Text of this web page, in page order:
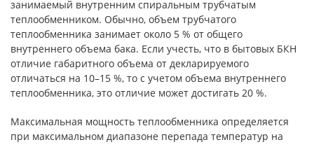
занимаемый внутренним спиральным трубчатым
теплообменником. Обычно, объем трубчатого
теплообменника занимает около 5 % от общего
внутреннего объема бака. Если учесть, что в бытовых БКН
отличие габаритного объема от декларируемого
отличаться на 10–15 %, то с учетом объема внутреннего
теплообменника, это отличие может достигать 20 %.
Максимальная мощность теплообменника определяется
при максимальном диапазоне перепада температур на